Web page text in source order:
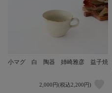
小マグ 白 陶器 姉崎雅彦 益子焼
2,000円(税込2,200円)